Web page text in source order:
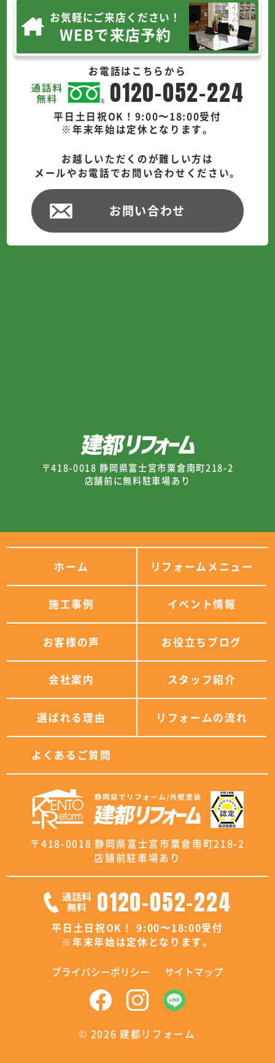
お気軽にご来店ください！
WEBで来店予約
お電話はこちらから
0120-052-224
平日土日祝OK！9:00〜18:00受付
※年末年始は定休となります。
お越しいただくのが難しい方は
メールやお電話でお問い合わせください。
お問い合わせ
〒418-0018 静岡県富士宮市粟倉南町218-2
店舗前に無料駐車場あり
ホーム リフォームメニュー
施工事例 イベント情報
お客様の声 お役立ちブログ
会社案内 スタッフ紹介
選ばれる理由 リフォームの流れ
よくあるご質問
〒418-0018 静岡県富士宮市粟倉南町218-2
店舗前駐車場あり
0120-052-224
平日土日祝OK！ 9:00〜18:00受付
※年末年始は定休となります。
プライバシーポリシー サイトマップ
© 2026 建都リフォーム